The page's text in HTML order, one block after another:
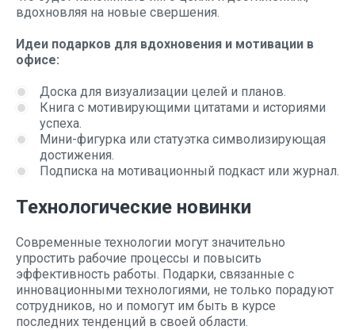
вдохновляя на новые свершения.
Идеи подарков для вдохновения и мотивации в
офисе:
Доска для визуализации целей и планов.
Книга с мотивирующими цитатами и историями
успеха.
Мини-фигурка или статуэтка символизирующая
достижения.
Подписка на мотивационный подкаст или журнал.
Технологические новинки
Современные технологии могут значительно
упростить рабочие процессы и повысить
эффективность работы. Подарки, связанные с
инновационными технологиями, не только порадуют
сотрудников, но и помогут им быть в курсе
последних тенденций в своей области.